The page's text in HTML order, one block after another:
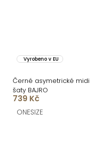
Vyrobeno v EU
Černé asymetrické midi
šaty BAJRO
739 Kč
ONESIZE